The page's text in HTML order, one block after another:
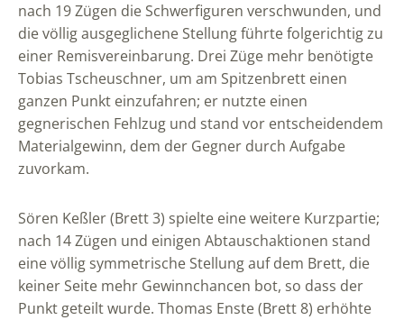
nach 19 Zügen die Schwerfiguren verschwunden, und
die völlig ausgeglichene Stellung führte folgerichtig zu
einer Remisvereinbarung. Drei Züge mehr benötigte
Tobias Tscheuschner, um am Spitzenbrett einen
ganzen Punkt einzufahren; er nutzte einen
gegnerischen Fehlzug und stand vor entscheidendem
Materialgewinn, dem der Gegner durch Aufgabe
zuvorkam.
Sören Keßler (Brett 3) spielte eine weitere Kurzpartie;
nach 14 Zügen und einigen Abtauschaktionen stand
eine völlig symmetrische Stellung auf dem Brett, die
keiner Seite mehr Gewinnchancen bot, so dass der
Punkt geteilt wurde. Thomas Enste (Brett 8) erhöhte